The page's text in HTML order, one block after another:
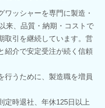
ッシャーを専門に製造・
来、品質・納期・コストで
取引を継続しています。営
紹介で安定受注が続く信頼
行うために、製造職を増員
定時退社、年休125日以上